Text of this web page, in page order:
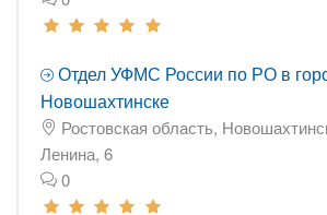
Отдел УФМС России по РО в
Новошахтинске
Ростовская область,
Ленина, 6
0